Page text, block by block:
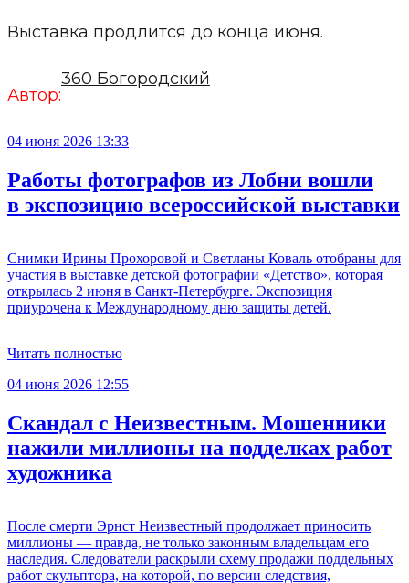
Выставка продлится до конца июня.
Автор:
360 Богородский
04 июня 2026 13:33
Работы фотографов из Лобни вошли
в экспозицию всероссийской выставки
Снимки Ирины Прохоровой и Светланы Коваль отобраны для
участия в выставке детской фотографии «Детство», которая
открылась 2 июня в Санкт-Петербурге. Экспозиция
приурочена к Международному дню защиты детей.
Читать полностью
04 июня 2026 12:55
Скандал с Неизвестным. Мошенники
нажили миллионы на подделках работ
художника
После смерти Эрнст Неизвестный продолжает приносить
миллионы — правда, не только законным владельцам его
наследия. Следователи раскрыли схему продажи поддельных
работ скульптора, на которой, по версии следствия,